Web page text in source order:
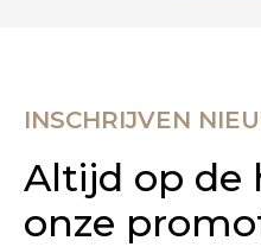
INSCHRIJVEN
Altijd op de
onze